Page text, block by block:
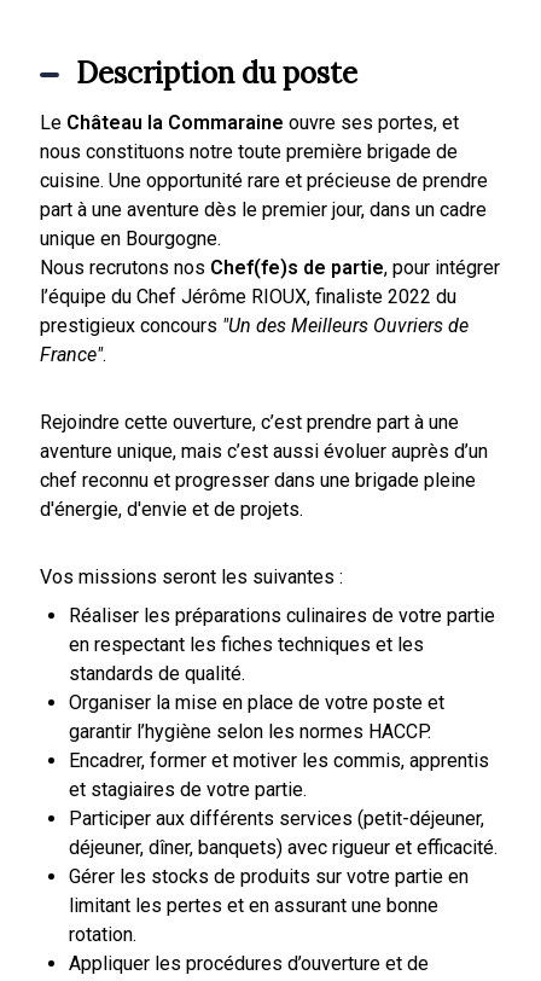
Description du poste
Le Château la Commaraine ouvre ses portes, et
nous constituons notre toute première brigade de
cuisine. Une opportunité rare et précieuse de prendre
part à une aventure dès le premier jour, dans un cadre
unique en Bourgogne.
Nous recrutons nos Chef(fe)s de partie, pour intégrer
l’équipe du Chef Jérôme RIOUX, finaliste 2022 du
prestigieux concours "Un des Meilleurs Ouvriers de
France".
Rejoindre cette ouverture, c’est prendre part à une
aventure unique, mais c’est aussi évoluer auprès d’un
chef reconnu et progresser dans une brigade pleine
d'énergie, d'envie et de projets.
Vos missions seront les suivantes :
Réaliser les préparations culinaires de votre partie
en respectant les fiches techniques et les
standards de qualité.
Organiser la mise en place de votre poste et
garantir l’hygiène selon les normes HACCP.
Encadrer, former et motiver les commis, apprentis
et stagiaires de votre partie.
Participer aux différents services (petit-déjeuner,
déjeuner, dîner, banquets) avec rigueur et efficacité.
Gérer les stocks de produits sur votre partie en
limitant les pertes et en assurant une bonne
rotation.
Appliquer les procédures d’ouverture et de